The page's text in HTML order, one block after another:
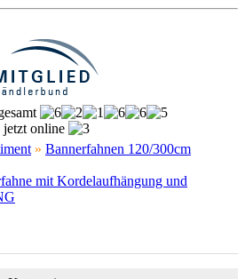
jetzt online
» Bannerfahnen 120/300cm
mit Kordelaufhängung und